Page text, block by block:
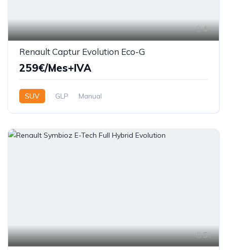
4
Renault Captur Evolution Eco-G
259€/Mes+IVA
SUV GLP Manual
5